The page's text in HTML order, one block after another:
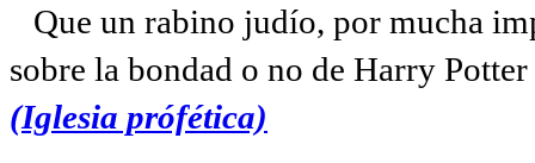
Que un rabino judío, por mucha
sobre la bondad o no de Harry
(Iglesia prófética)